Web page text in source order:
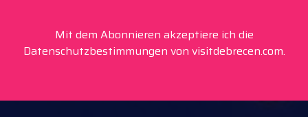
Mit dem Abonnieren akzeptiere ich die
Datenschutzbestimmungen von visitdebrecen.com.